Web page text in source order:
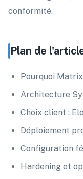
conformité.
Plan de
Pourquoi
Architecture
Choix client :
Déploiement
Configuration
Hardening et